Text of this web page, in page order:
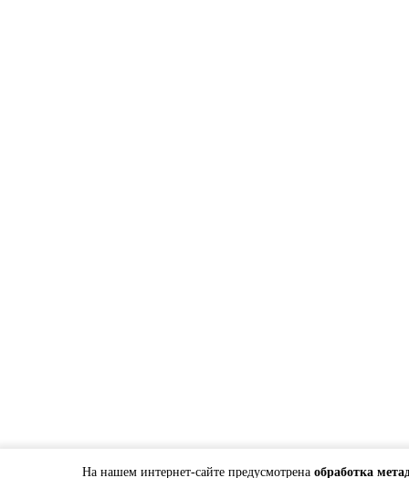
На нашем интернет-сайте предусмотрена обработка